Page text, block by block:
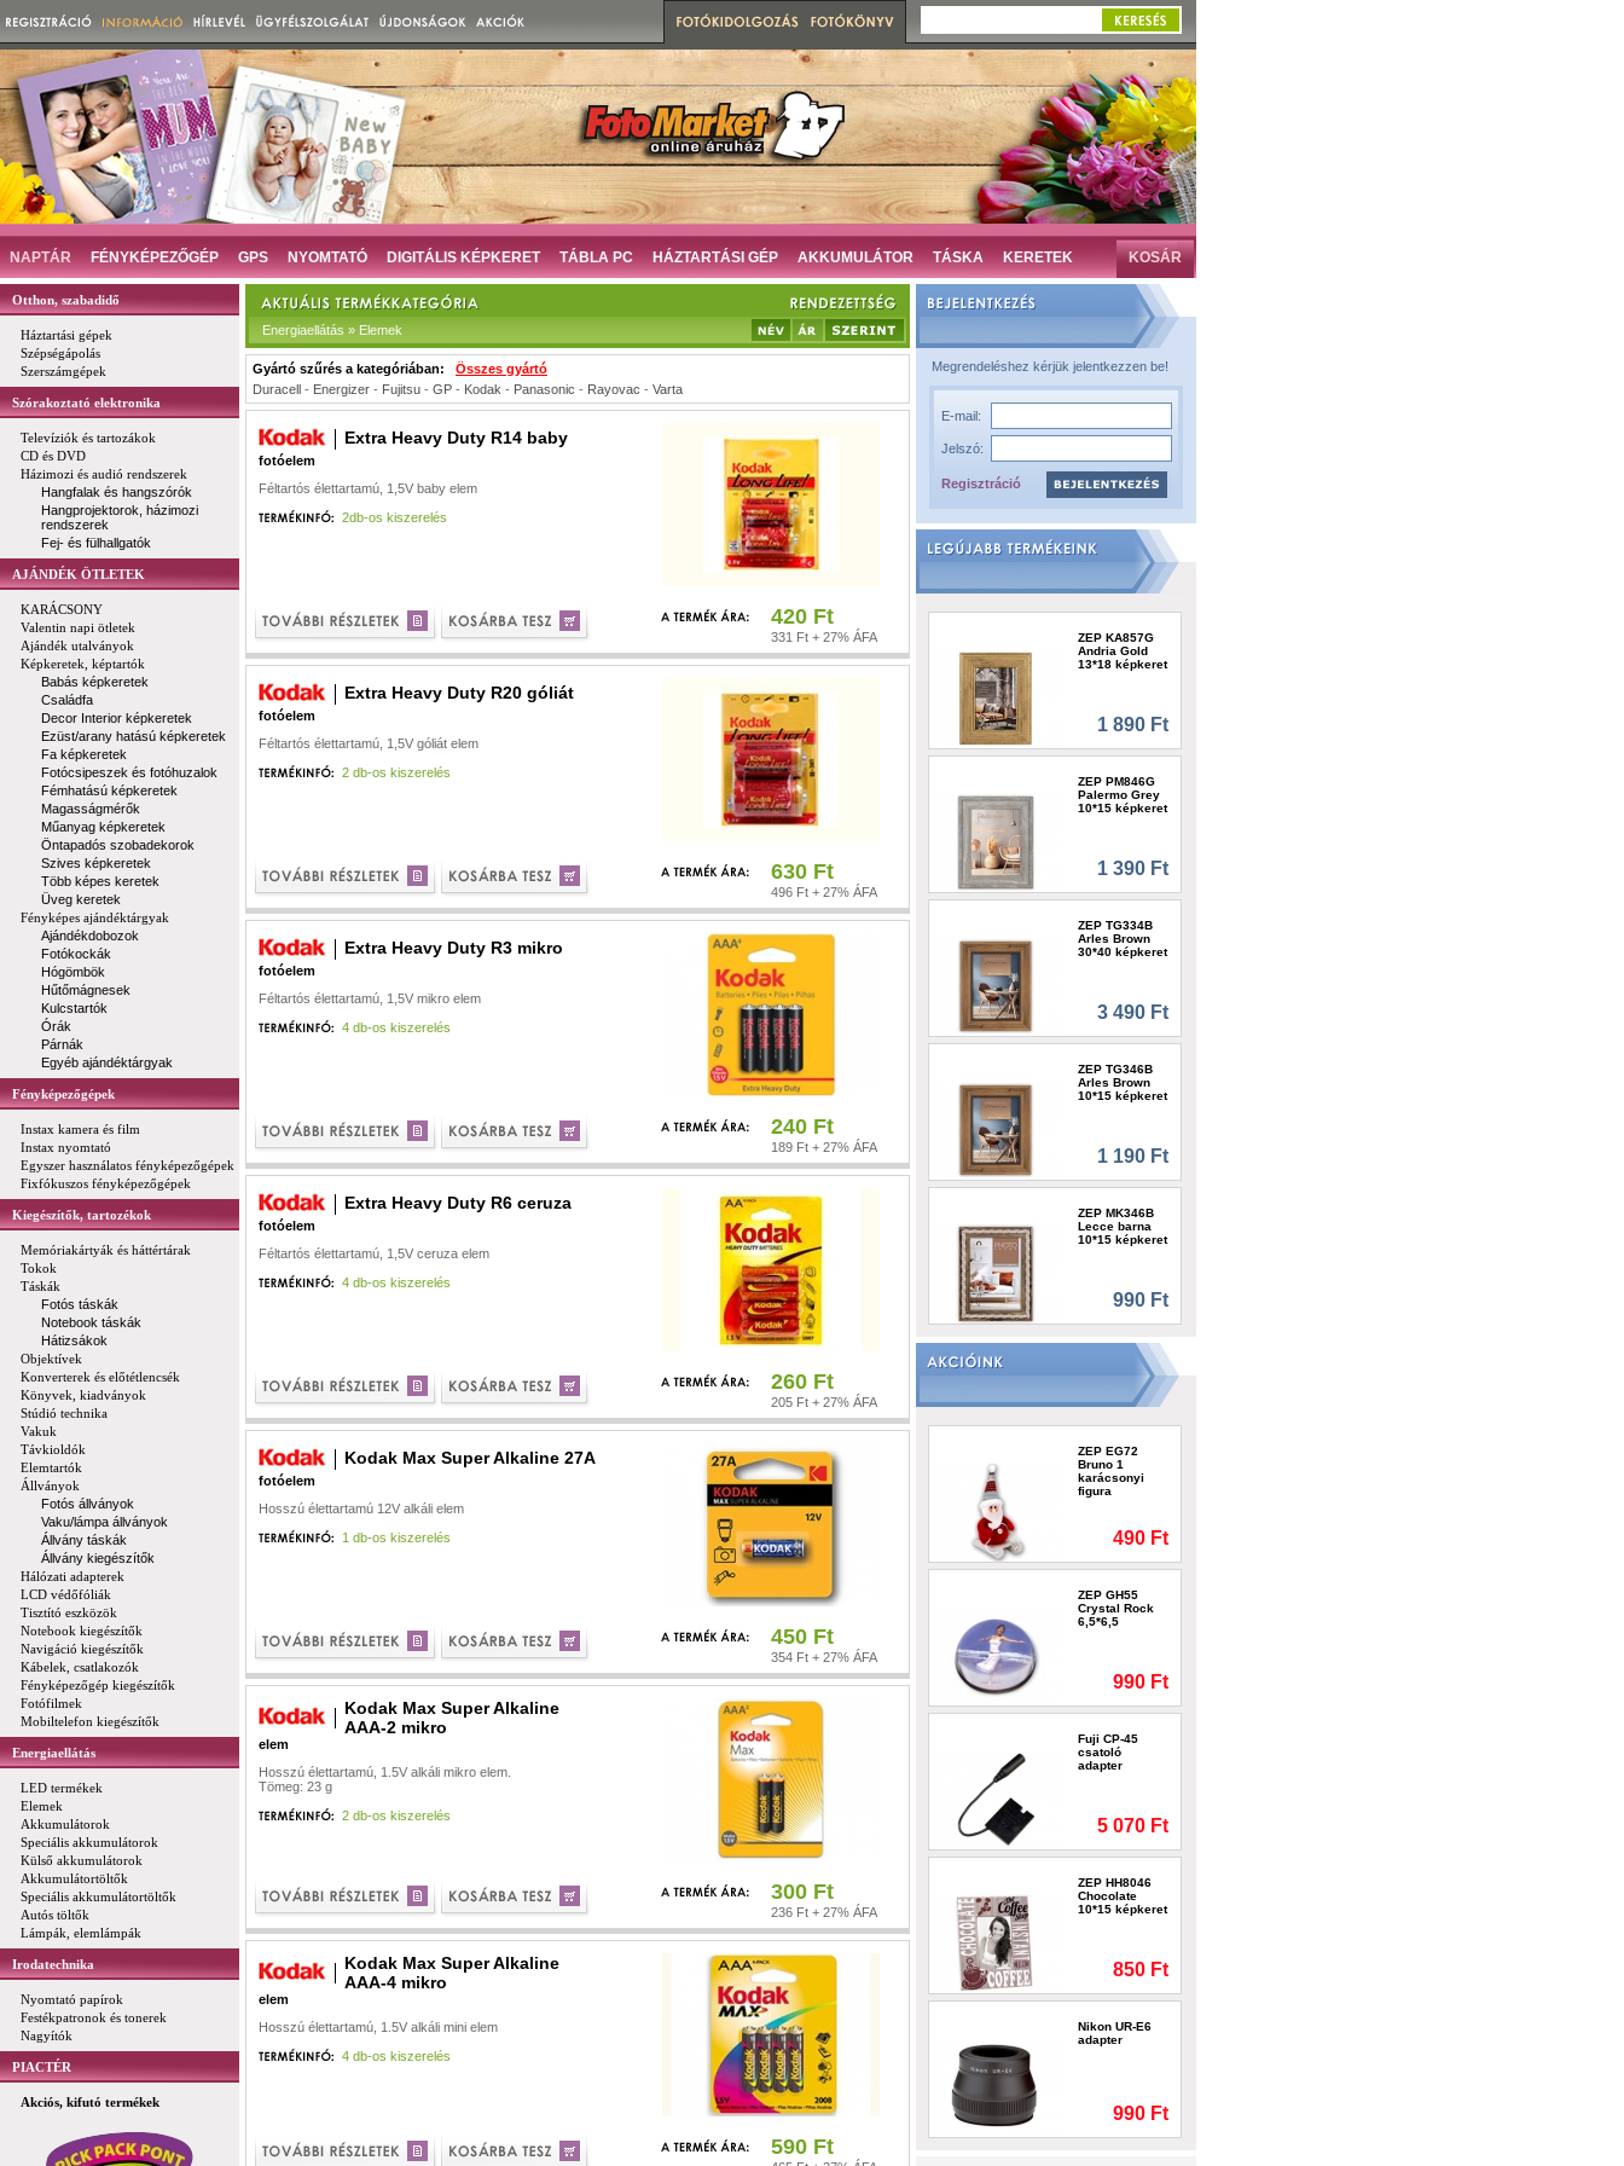
NAPTÁR FÉNYKÉPEZŐGÉP GPS NYOMTATÓ DIGITÁLIS KÉPKERET TÁBLA PC HÁZTARTÁSI GÉP AKKUMULÁTOR TÁSKA KERETEK KOSÁR
Otthon, szabadidő
Háztartási gépek
Szépségápolás
Szerszámgépek
Szórakoztató elektronika
Televíziók és tartozákok
CD és DVD
Házimozi és audió rendszerek
Hangfalak és hangszórók
Hangprojektorok, házimozi
rendszerek
Fej- és fülhallgatók
AJÁNDÉK ÖTLETEK
KARÁCSONY
Valentin napi ötletek
Ajándék utalványok
Képkeretek, képtartók
Babás képkeretek
Családfa
Decor Interior képkeretek
Ezüst/arany hatású képkeretek
Fa képkeretek
Fotócsipeszek és fotóhuzalok
Fémhatású képkeretek
Magasságmérők
Műanyag képkeretek
Öntapadós szobadekorok
Szives képkeretek
Több képes keretek
Üveg keretek
Fényképes ajándéktárgyak
Ajándékdobozok
Fotókockák
Hógömbök
Hűtőmágnesek
Kulcstartók
Órák
Párnák
Egyéb ajándéktárgyak
Fényképezőgépek
Instax kamera és film
Instax nyomtató
Egyszer használatos fényképezőgépek
Fixfókuszos fényképezőgépek
Kiegészítők, tartozékok
Memóriakártyák és háttértárak
Tokok
Táskák
Fotós táskák
Notebook táskák
Hátizsákok
Objektívek
Konverterek és előtétlencsék
Könyvek, kiadványok
Stúdió technika
Vakuk
Távkioldók
Elemtartók
Állványok
Fotós állványok
Vaku/lámpa állványok
Állvány táskák
Állvány kiegészítők
Hálózati adapterek
LCD védőfóliák
Tisztító eszközök
Notebook kiegészítők
Navigáció kiegészítők
Kábelek, csatlakozók
Fényképezőgép kiegészítők
Fotófilmek
Mobiltelefon kiegészítők
Energiaellátás
LED termékek
Elemek
Akkumulátorok
Speciális akkumulátorok
Külső akkumulátorok
Akkumulátortöltők
Speciális akkumulátortöltők
Autós töltők
Lámpák, elemlámpák
Irodatechnika
Nyomtató papírok
Festékpatronok és tonerek
Nagyítók
PIACTÉR
Akciós, kifutó termékek
Energiaellátás » Elemek
Gyártó szűrés a kategóriában: Összes gyártó
Duracell - Energizer - Fujitsu - GP - Kodak - Panasonic - Rayovac - Varta
Extra Heavy Duty R14 baby
fotóelem
Féltartós élettartamú, 1,5V baby elem
2db-os kiszerelés
420 Ft
331 Ft + 27% ÁFA
Extra Heavy Duty R20 góliát
fotóelem
Féltartós élettartamú, 1,5V góliát elem
2 db-os kiszerelés
630 Ft
496 Ft + 27% ÁFA
Extra Heavy Duty R3 mikro
fotóelem
Féltartós élettartamú, 1,5V mikro elem
4 db-os kiszerelés
240 Ft
189 Ft + 27% ÁFA
Extra Heavy Duty R6 ceruza
fotóelem
Féltartós élettartamú, 1,5V ceruza elem
4 db-os kiszerelés
260 Ft
205 Ft + 27% ÁFA
Kodak Max Super Alkaline 27A
fotóelem
Hosszú élettartamú 12V alkáli elem
1 db-os kiszerelés
450 Ft
354 Ft + 27% ÁFA
Kodak Max Super Alkaline
AAA-2 mikro
elem
Hosszú élettartamú, 1.5V alkáli mikro elem.
Tömeg: 23 g
2 db-os kiszerelés
300 Ft
236 Ft + 27% ÁFA
Kodak Max Super Alkaline
AAA-4 mikro
elem
Hosszú élettartamú, 1.5V alkáli mini elem
4 db-os kiszerelés
590 Ft
Megrendeléshez kérjük jelentkezzen be!
E-mail:
Jelszó:
Regisztráció
ZEP KA857G
Andria Gold
13*18 képkeret
1 890 Ft
ZEP PM846G
Palermo Grey
10*15 képkeret
1 390 Ft
ZEP TG334B
Arles Brown
30*40 képkeret
3 490 Ft
ZEP TG346B
Arles Brown
10*15 képkeret
1 190 Ft
ZEP MK346B
Lecce barna
10*15 képkeret
990 Ft
ZEP EG72
Bruno 1
karácsonyi
figura
490 Ft
ZEP GH55
Crystal Rock
6,5*6,5
990 Ft
Fuji CP-45
csatoló
adapter
5 070 Ft
ZEP HH8046
Chocolate
10*15 képkeret
850 Ft
Nikon UR-E6
adapter
990 Ft